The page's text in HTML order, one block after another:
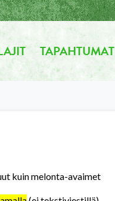
TAPAHTUMAT
kuin melonta-avaimet